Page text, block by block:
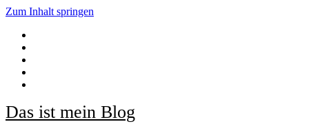
Zum Inhalt springen
Das ist mein Blog